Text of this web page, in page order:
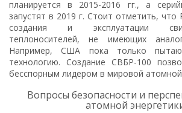
планируется в 2015-2016 гг., а
запустят в 2019 г. Стоит отметить, что
создания и эксплуатации
теплоносителей, не имеющих
Например, США пока только
технологию. Создание СВБР-100
бесспорным лидером в мировой атомной
Вопросы безопасности и
атомной